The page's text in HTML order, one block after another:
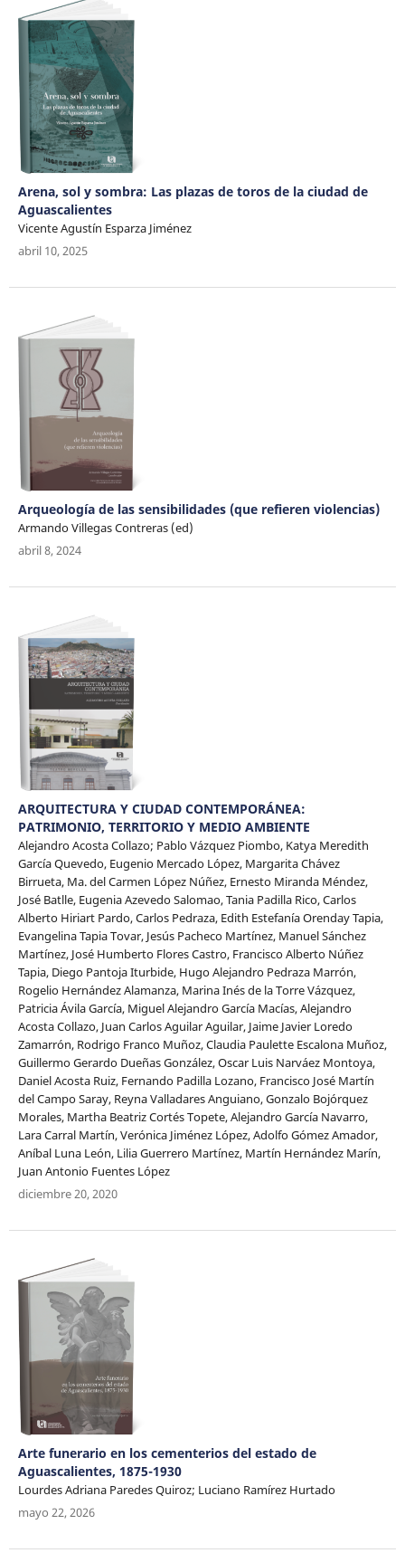
Arena, sol y sombra: Las plazas de toros de la ciudad de
Aguascalientes
Vicente Agustín Esparza Jiménez
abril 10, 2025
Arqueología de las sensibilidades (que refieren violencias)
Armando Villegas Contreras (ed)
abril 8, 2024
ARQUITECTURA Y CIUDAD CONTEMPORÁNEA:
PATRIMONIO, TERRITORIO Y MEDIO AMBIENTE
Alejandro Acosta Collazo; Pablo Vázquez Piombo, Katya Meredith
García Quevedo, Eugenio Mercado López, Margarita Chávez
Birrueta, Ma. del Carmen López Núñez, Ernesto Miranda Méndez,
José Batlle, Eugenia Azevedo Salomao, Tania Padilla Rico, Carlos
Alberto Hiriart Pardo, Carlos Pedraza, Edith Estefanía Orenday Tapia,
Evangelina Tapia Tovar, Jesús Pacheco Martínez, Manuel Sánchez
Martínez, José Humberto Flores Castro, Francisco Alberto Núñez
Tapia, Diego Pantoja Iturbide, Hugo Alejandro Pedraza Marrón,
Rogelio Hernández Alamanza, Marina Inés de la Torre Vázquez,
Patricia Ávila García, Miguel Alejandro García Macías, Alejandro
Acosta Collazo, Juan Carlos Aguilar Aguilar, Jaime Javier Loredo
Zamarrón, Rodrigo Franco Muñoz, Claudia Paulette Escalona Muñoz,
Guillermo Gerardo Dueñas González, Oscar Luis Narváez Montoya,
Daniel Acosta Ruiz, Fernando Padilla Lozano, Francisco José Martín
del Campo Saray, Reyna Valladares Anguiano, Gonzalo Bojórquez
Morales, Martha Beatriz Cortés Topete, Alejandro García Navarro,
Lara Carral Martín, Verónica Jiménez López, Adolfo Gómez Amador,
Aníbal Luna León, Lilia Guerrero Martínez, Martín Hernández Marín,
Juan Antonio Fuentes López
diciembre 20, 2020
Arte funerario en los cementerios del estado de
Aguascalientes, 1875-1930
Lourdes Adriana Paredes Quiroz; Luciano Ramírez Hurtado
mayo 22, 2026